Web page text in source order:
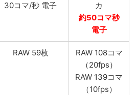
30コマ/秒 電子
カ
約50コマ秒
電子
RAW 59枚
RAW 108コマ
（20fps）
RAW 139コマ
（10fps）